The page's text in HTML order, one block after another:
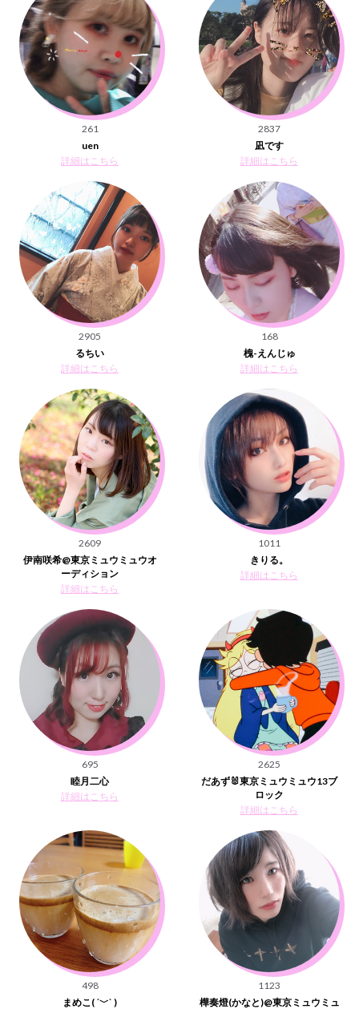
261
uen
詳細はこちら
2837
凪です
詳細はこちら
2905
るちい
詳細はこちら
168
槐-えんじゅ
詳細はこちら
2609
伊南咲希@東京ミュウミュウオ
ーディション
詳細はこちら
1011
きりる。
詳細はこちら
695
睦月二心
詳細はこちら
2625
だあず🐰東京ミュウミュウ13ブ
ロック
詳細はこちら
498
まめこ( ´﹀` )
1123
樺奏燈(かなと)@東京ミュウミュ